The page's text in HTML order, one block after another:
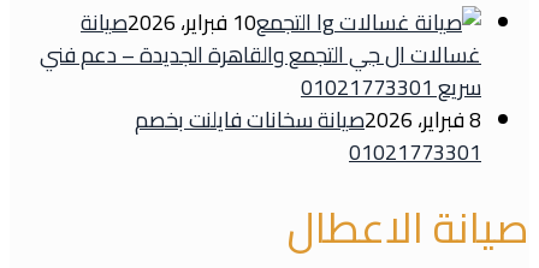
10 فبراير، 2026
صيانة
غسالات ال جي التجمع والقاهرة الجديدة – دعم فني
سريع 01021773301
8 فبراير، 2026
صيانة سخانات فايلنت بخصم
01021773301
صيانة الاعطال